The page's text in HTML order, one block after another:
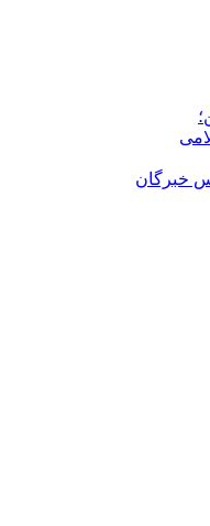
خبرگان